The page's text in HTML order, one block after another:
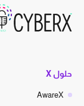
حلول X
AwareX